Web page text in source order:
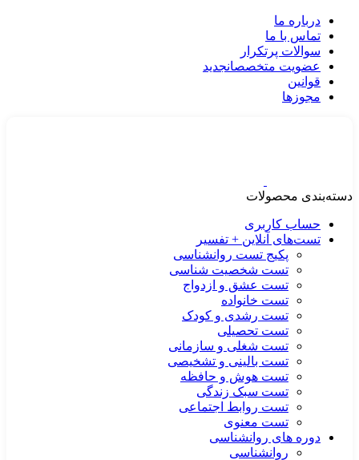
درباره ما
تماس با ما
سوالات پرتکرار
عضویت متخصصانجدید
قوانین
مجوزها
دسته‌بندی محصولات
حساب کاربری
تست‌های آنلاین + تفسیر
پکیج تست روانشناسی
تست شخصیت شناسی
تست عشق و ازدواج
تست خانواده
تست رشدی و کودک
تست تحصیلی
تست شغلی و سازمانی
تست بالینی و تشخیصی
تست هوش و حافظه
تست سبک زندگی
تست روابط اجتماعی
تست معنوی
دوره های روانشناسی
روانشناسی